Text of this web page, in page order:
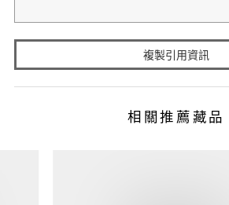
複製引用資訊
相關推薦藏品